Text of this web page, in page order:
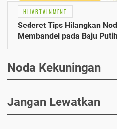
HIJABTAINMENT
Sederet Tips Hilangkan
Membandel pada Baju Putih
Noda Kekuningan
Jangan Lewatkan